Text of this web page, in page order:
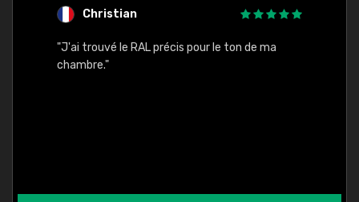
Christian
"J'ai trouvé le RAL précis pour le ton de ma
chambre."